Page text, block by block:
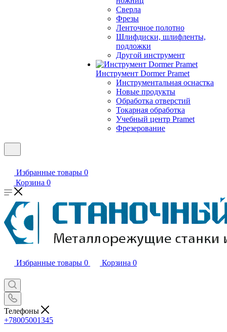
Сверла
Фрезы
Ленточное полотно
Шлифдиски, шлифленты,
подложки
Другой инструмент
Инструмент Dormer Pramet
Инструментальная оснастка
Новые продукты
Обработка отверстий
Токарная обработка
Учебный центр Pramet
Фрезерование
Избранные товары 0
Корзина 0
Избранные товары 0 Корзина 0
Телефоны
+78005001345